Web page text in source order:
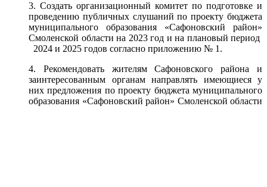
3. Создать организационный комитет по подготовке и
проведению публичных слушаний по проекту бюджета
муниципального образования «Сафоновский район»
Смоленской области на 2023 год и на плановый период
2024 и 2025 годов согласно приложению № 1.
4. Рекомендовать жителям Сафоновского района и
заинтересованным органам направлять имеющиеся у
них предложения по проекту бюджета муниципального
образования «Сафоновский район» Смоленской области